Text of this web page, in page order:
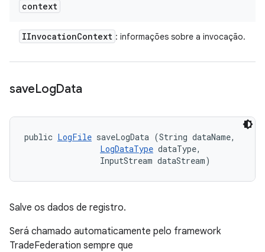
context
IInvocationContext : informações sobre a invocação.
saveLogData
public LogFile saveLogData (String dataName,
LogDataType dataType,
                InputStream dataStream)
Salve os dados de registro.
Será chamado automaticamente pelo framework
TradeFederation sempre que